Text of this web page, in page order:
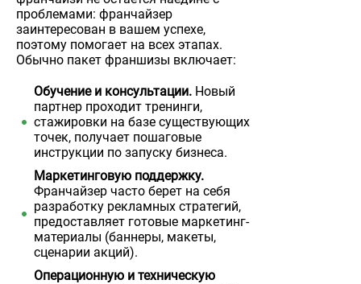
проблемами: франчайзер
заинтересован в вашем успехе,
поэтому помогает на всех этапах.
Обычно пакет франшизы включает:
Обучение и консультации. Новый
партнер проходит тренинги,
стажировки на базе существующих
точек, получает пошаговые
инструкции по запуску бизнеса.
Маркетинговую поддержку.
Франчайзер часто берет на себя
разработку рекламных стратегий,
предоставляет готовые маркетинг-
материалы (баннеры, макеты,
сценарии акций).
Операционную и техническую